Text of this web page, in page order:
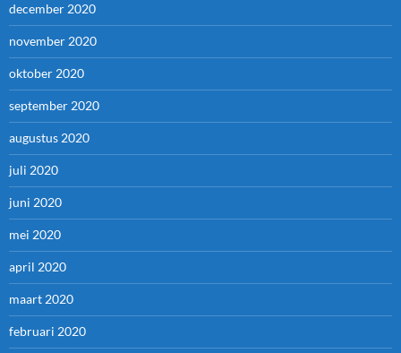
december 2020
november 2020
oktober 2020
september 2020
augustus 2020
juli 2020
juni 2020
mei 2020
april 2020
maart 2020
februari 2020